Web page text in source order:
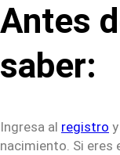
Antes
saber:
Ingresa al registro
nacimiento. Si eres